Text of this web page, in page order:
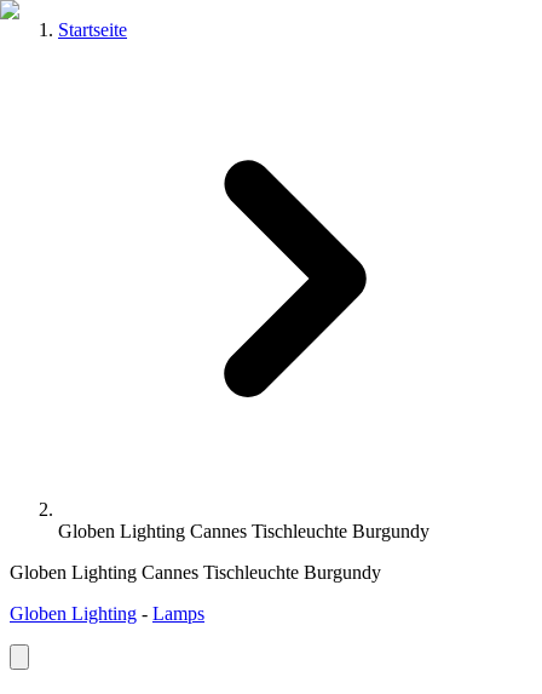
Startseite
Globen Lighting Cannes Tischleuchte Burgundy
Globen Lighting Cannes Tischleuchte Burgundy
Globen Lighting - Lamps